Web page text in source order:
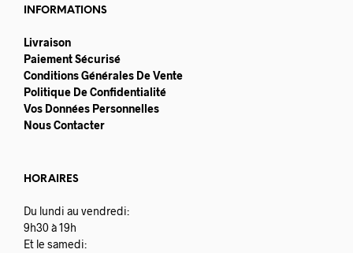
INFORMATIONS
Livraison
Paiement Sécurisé
Conditions Générales De Vente
Politique De Confidentialité
Vos Données Personnelles
Nous Contacter
HORAIRES
Du lundi au vendredi:
9h30 à 19h
Et le samedi: